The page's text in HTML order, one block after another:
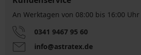
An Werktagen von 08:00 bis 16:00 Uhr
0341 9467 95 60
info@astratex.de